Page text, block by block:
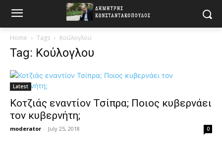
Home Tags Κούλογλου
Tag: Κούλογλου
Latest
Κοτζιάς εναντίον Τσίπρα; Ποιος κυβερνάει
τον κυβερνήτη;
moderator - July 25, 2018 0